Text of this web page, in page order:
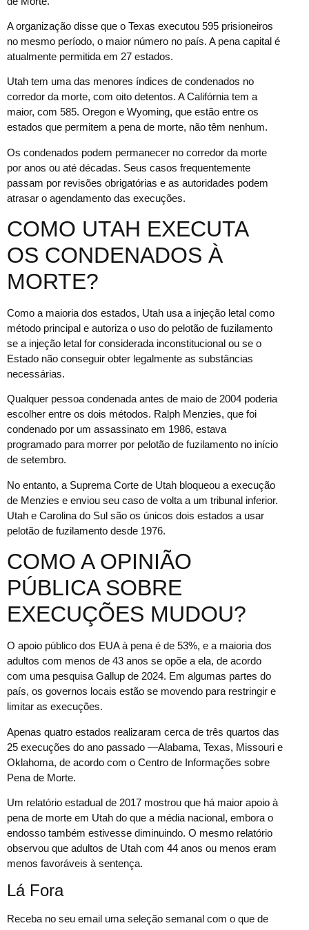
A organização disse que o Texas executou 595 prisioneiros
no mesmo período, o maior número no país. A pena capital é
atualmente permitida em 27 estados.
Utah tem uma das menores índices de condenados no
corredor da morte, com oito detentos. A Califórnia tem a
maior, com 585. Oregon e Wyoming, que estão entre os
estados que permitem a pena de morte, não têm nenhum.
Os condenados podem permanecer no corredor da morte
por anos ou até décadas. Seus casos frequentemente
passam por revisões obrigatórias e as autoridades podem
atrasar o agendamento das execuções.
COMO UTAH EXECUTA
OS CONDENADOS À
MORTE?
Como a maioria dos estados, Utah usa a injeção letal como
método principal e autoriza o uso do pelotão de fuzilamento
se a injeção letal for considerada inconstitucional ou se o
Estado não conseguir obter legalmente as substâncias
necessárias.
Qualquer pessoa condenada antes de maio de 2004 poderia
escolher entre os dois métodos. Ralph Menzies, que foi
condenado por um assassinato em 1986, estava
programado para morrer por pelotão de fuzilamento no início
de setembro.
No entanto, a Suprema Corte de Utah bloqueou a execução
de Menzies e enviou seu caso de volta a um tribunal inferior.
Utah e Carolina do Sul são os únicos dois estados a usar
pelotão de fuzilamento desde 1976.
COMO A OPINIÃO
PÚBLICA SOBRE
EXECUÇÕES MUDOU?
O apoio público dos EUA à pena é de 53%, e a maioria dos
adultos com menos de 43 anos se opõe a ela, de acordo
com uma pesquisa Gallup de 2024. Em algumas partes do
país, os governos locais estão se movendo para restringir e
limitar as execuções.
Apenas quatro estados realizaram cerca de três quartos das
25 execuções do ano passado —Alabama, Texas, Missouri e
Oklahoma, de acordo com o Centro de Informações sobre
Pena de Morte.
Um relatório estadual de 2017 mostrou que há maior apoio à
pena de morte em Utah do que a média nacional, embora o
endosso também estivesse diminuindo. O mesmo relatório
observou que adultos de Utah com 44 anos ou menos eram
menos favoráveis à sentença.
Lá Fora
Receba no seu email uma seleção semanal com o que de